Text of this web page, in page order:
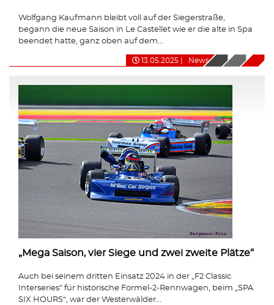
Wolfgang Kaufmann bleibt voll auf der Siegerstraße,
begann die neue Saison in Le Castellet wie er die alte in Spa
beendet hatte, ganz oben auf dem...
13.05.2025 News
„Mega Saison, vier Siege und zwei zweite Plätze“
Auch bei seinem dritten Einsatz 2024 in der „F2 Classic
Interseries“ für historische Formel-2-Rennwagen, beim „SPA
SIX HOURS“, war der Westerwälder...